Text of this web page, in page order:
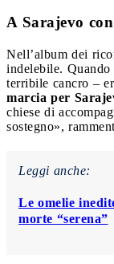
A Sarajevo
Nell’album dei
indelebile.
terribile cancro –
marcia per
chiese di
sostegno»,
Leggi anche:
Le omelie
morte “serena”